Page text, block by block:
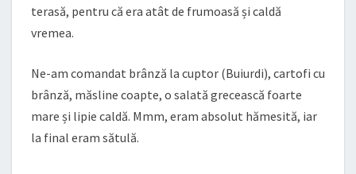
terasă, pentru că era atât de frumoasă și caldă
vremea.
Ne-am comandat brânză la cuptor (Buiurdi), cartofi cu
brânză, măsline coapte, o salată grecească foarte
mare și lipie caldă. Mmm, eram absolut hămesită, iar
la final eram sătulă.